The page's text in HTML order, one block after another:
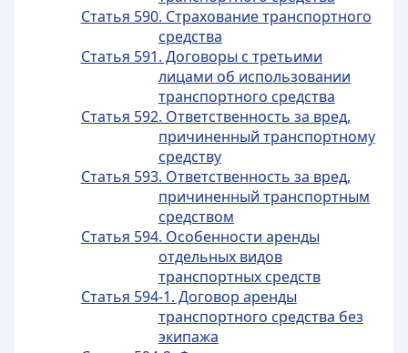
Статья 590. Страхование транспортного
средства
Статья 591. Договоры с третьими
лицами об использовании
транспортного средства
Статья 592. Ответственность за вред,
причиненный транспортному
средству
Статья 593. Ответственность за вред,
причиненный транспортным
средством
Статья 594. Особенности аренды
отдельных видов
транспортных средств
Статья 594-1. Договор аренды
транспортного средства без
экипажа